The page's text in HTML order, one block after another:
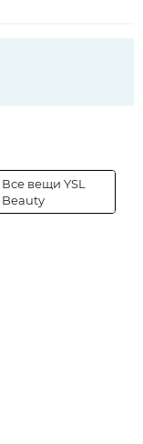
Все вещи YSL
Beauty